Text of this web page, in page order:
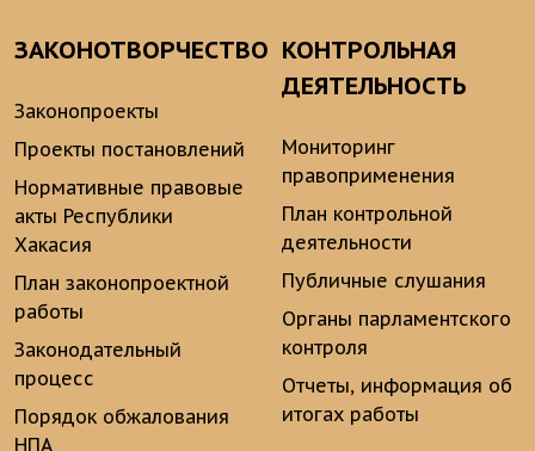
ЗАКОНОТВОРЧЕСТВО
Законопроекты
Проекты постановлений
Нормативные правовые
акты Республики
Хакасия
План законопроектной
работы
Законодательный
процесс
Порядок обжалования
НПА
КОНТРОЛЬНАЯ
ДЕЯТЕЛЬНОСТЬ
Мониторинг
правоприменения
План контрольной
деятельности
Публичные слушания
Органы парламентского
контроля
Отчеты, информация об
итогах работы